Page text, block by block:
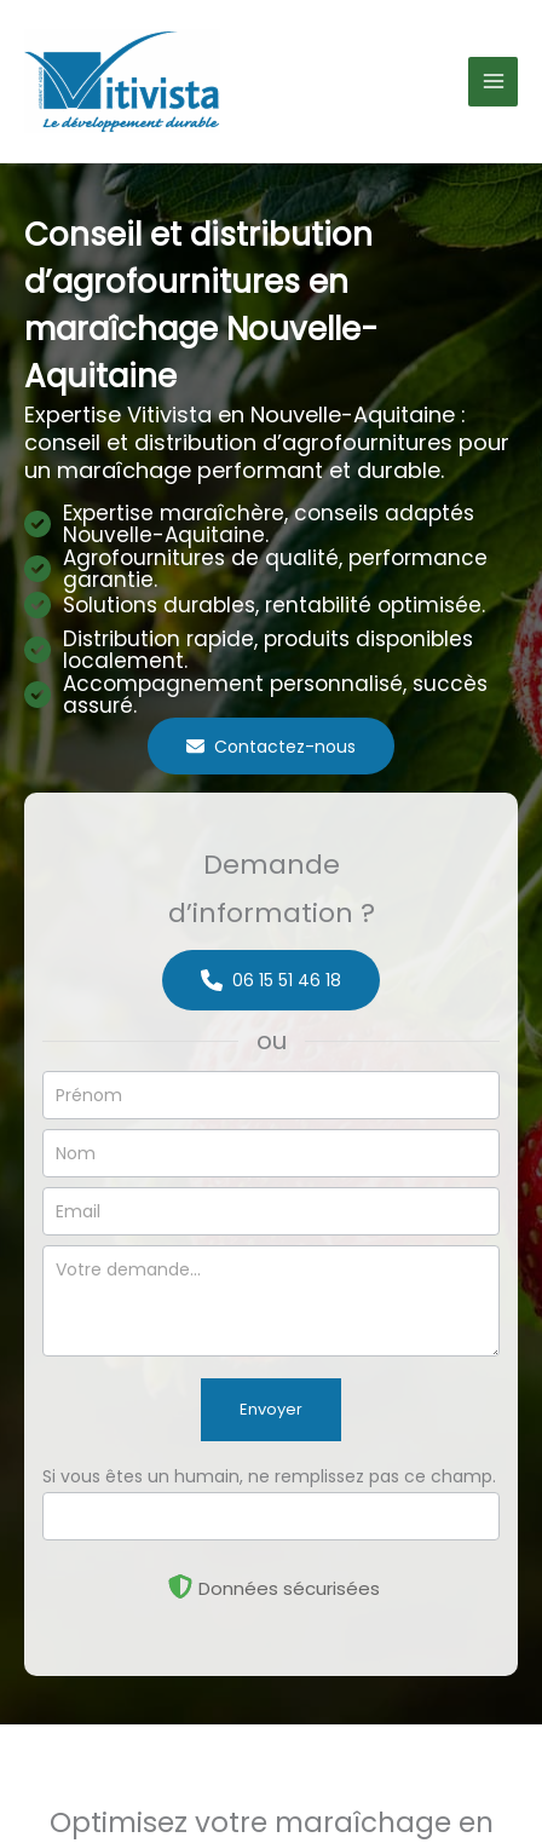
contenu
Conseil et distribution
d’agrofournitures en
maraîchage Nouvelle-
Aquitaine
Expertise Vitivista en Nouvelle-Aquitaine :
conseil et distribution d’agrofournitures pour
un maraîchage performant et durable.
Expertise maraîchère, conseils adaptés
Nouvelle-Aquitaine.
Agrofournitures de qualité, performance
garantie.
Solutions durables, rentabilité optimisée.
Distribution rapide, produits disponibles
localement.
Accompagnement personnalisé, succès
assuré.
Contactez-nous
Demande
d’information ?
06 15 51 46 18
ou
Formulaire
simple
Envoyer
Si vous êtes un humain, ne remplissez pas ce champ.
Données sécurisées
Optimisez votre maraîchage en